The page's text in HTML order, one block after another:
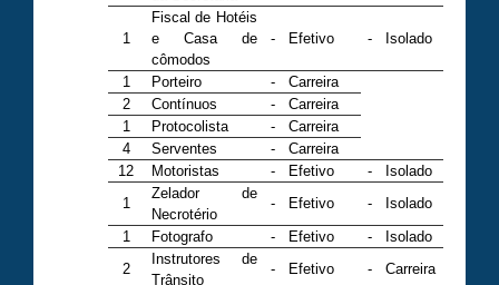
1
Fiscal de Hotéis
e Casa de
cômodos
- Efetivo - Isolado
1 Porteiro -
Carreira
2
Contínuos -
Carreira
1
Protocolista -
Carreira
4
Serventes -
Carreira
12
Motoristas - Efetivo -
Isolado
1
Zelador de
Necrotério
- Efetivo -
Isolado
1
Fotografo - Efetivo -
Isolado
2
Instrutores de
Trânsito
- Efetivo -
Carreira